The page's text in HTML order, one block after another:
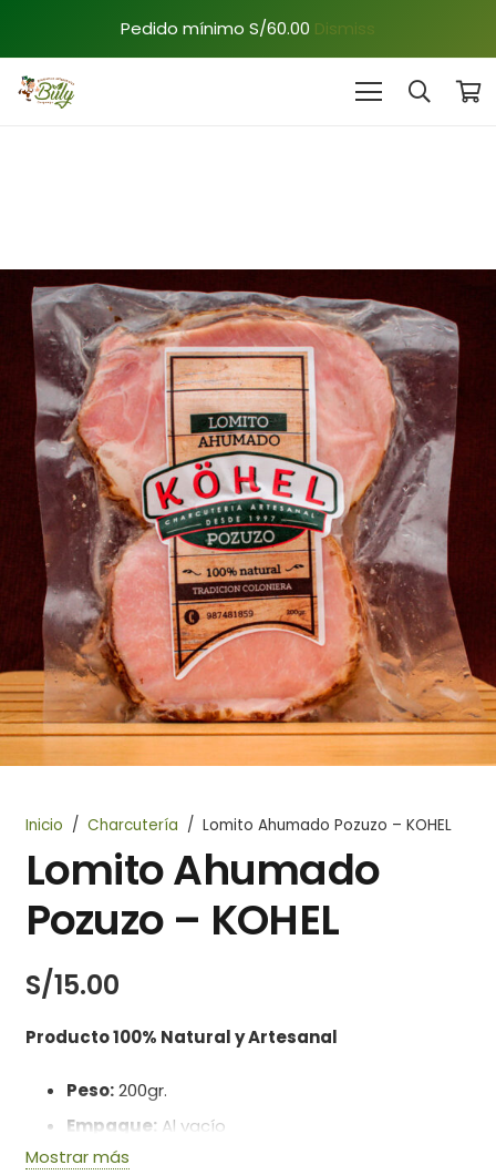
Inicio / Charcutería / Lomito Ahumado Pozuzo – KOHEL
Lomito Ahumado
Pozuzo – KOHEL
S/15.00
Producto 100% Natural y Artesanal
Peso:200gr.
Empaque: Al vacío
Ingredientes:
Mostrar más
Pedido mínimo S/60.00 Dismiss